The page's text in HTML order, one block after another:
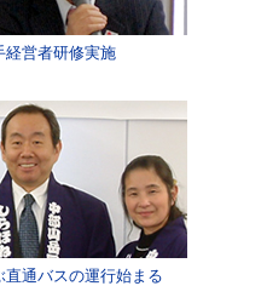
経営者研修実施
直通バスの運行始まる